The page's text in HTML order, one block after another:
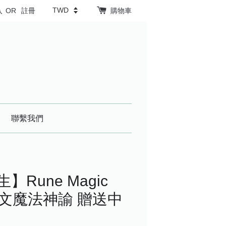
OR 註冊 購物車
聯繫我們
】Rune Magic
魔法神諭 贈送中